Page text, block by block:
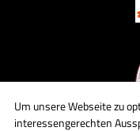
Um unsere Webseite zu
interessengerechten